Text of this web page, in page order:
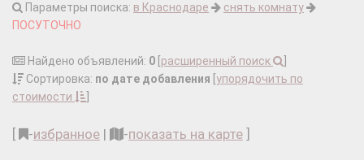
Параметры поиска: в Краснодаре
снять комнату
ПОСУТОЧНО
Найдено объявлений: 0 расширенный поиск
Сортировка: по дате добавления упорядочить по
стоимости
-избранное | -показать на карте